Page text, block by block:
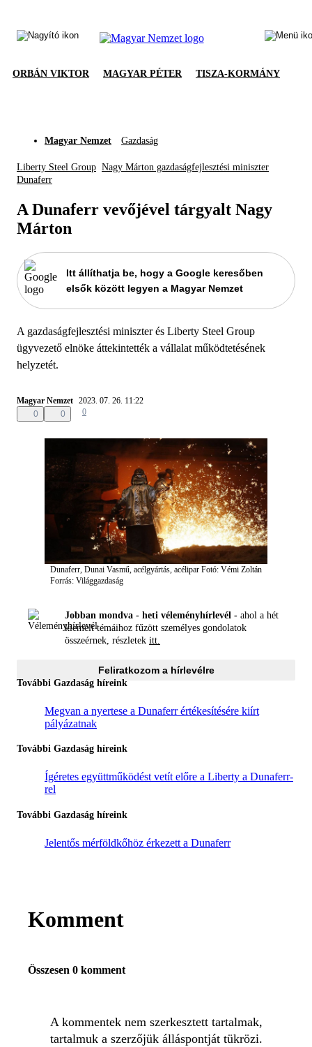
ORBÁN VIKTOR MAGYAR PÉTER TISZA-KORMÁNY
Magyar Nemzet Gazdaság
Liberty Steel Group Nagy Márton gazdaságfejlesztési miniszter
Dunaferr
A Dunaferr vevőjével tárgyalt Nagy
Márton
Itt állíthatja be, hogy a Google keresőben
elsők között legyen a Magyar Nemzet
A gazdaságfejlesztési miniszter és Liberty Steel Group
ügyvezető elnöke áttekintették a vállalat működtetésének
helyzetét.
Magyar Nemzet 2023. 07. 26. 11:22
0
0 0
Dunaferr, Dunai Vasmű, acélgyártás, acélipar Fotó: Vémi Zoltán
Forrás: Világgazdaság
Jobban mondva - heti véleményhírlevél - ahol a hét
kiemelt témáihoz fűzött személyes gondolatok
összeérnek, részletek itt.
Feliratkozom a hírlevélre
További Gazdaság híreink
Megvan a nyertese a Dunaferr értékesítésére kiírt
pályázatnak
További Gazdaság híreink
Ígéretes együttműködést vetít előre a Liberty a Dunaferr-
rel
További Gazdaság híreink
Jelentős mérföldkőhöz érkezett a Dunaferr
Komment
Összesen 0 komment
A kommentek nem szerkesztett tartalmak,
tartalmuk a szerzőjük álláspontját tükrözi.